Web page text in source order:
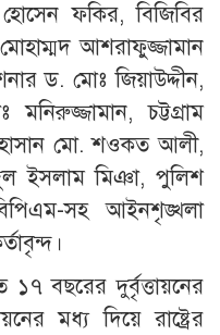
ফকির, বিজিবির
আশরাফুজ্জামান
ড. মোঃ জিয়াউদ্দীন,
চট্টগ্রাম
হাসান মো. শওকত আলী,
ইসলাম মিঞা, পুলিশ
সহ আইনশৃঙ্খলা
দুর্বৃত্তায়নের
মধ্য দিয়ে রাষ্ট্রের